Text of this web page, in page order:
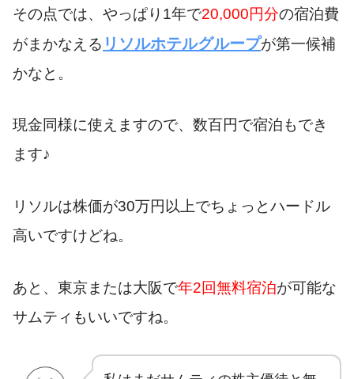
その点では、やっぱり1年で20,000円分の宿泊費
がまかなえる リソルホテルグループが第一候補
かなと。
現金同様に使えますので、数百円で宿泊もでき
ます♪
リソルは株価が30万円以上でちょっとハードル
高いですけどね。
あと、東京または大阪で年2回無料宿泊が可能な
サムティもいいですね。